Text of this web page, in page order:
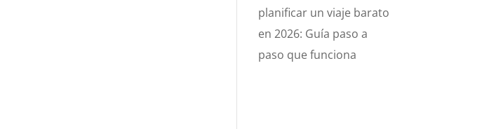
planificar un viaje barato
en 2026: Guía paso a
paso que funciona